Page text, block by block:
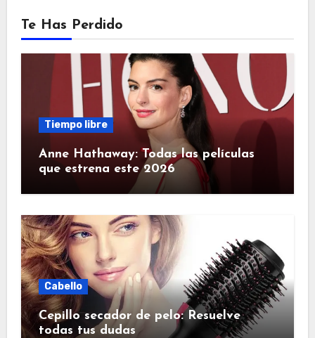
Te Has Perdido
Tiempo libre
Anne Hathaway: Todas las películas
que estrena este 2026
Cabello
Cepillo secador de pelo: Resuelve
todas tus dudas